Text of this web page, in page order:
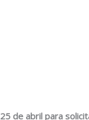
de abril para